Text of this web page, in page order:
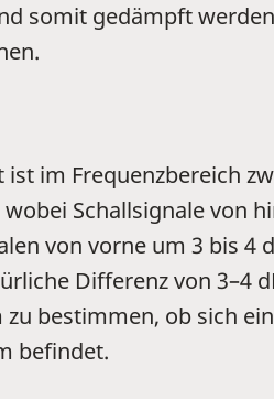
somit gedämpft
im Frequenzbereich
Schallsignale von
von vorne um 3 bis 4
Differenz von 3–4
bestimmen, ob sich
befindet.